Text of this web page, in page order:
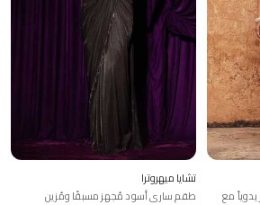
مع
تشايا ميهروترا
طقم ساري أسود مُجهز مسبقًا ومُزين